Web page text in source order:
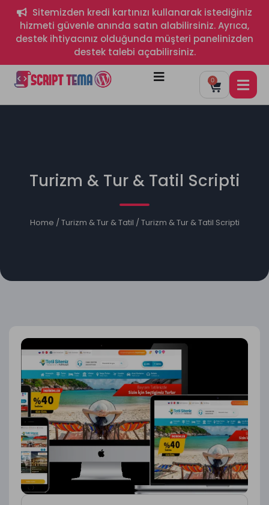
Sitemizden kredi kartınızı kullanarak istediğiniz
hizmeti güvenle anında satın alabilirsiniz. Ayrıca,
destek ihtiyacınız olduğunda müşteri panelinizden
destek talebi açabilirsiniz.
0
Turizm & Tur & Tatil Scripti
Home /Turizm & Tur & Tatil / Turizm & Tur & Tatil Scripti